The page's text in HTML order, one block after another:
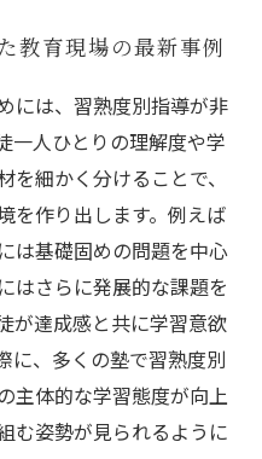
教育現場の最新事例
には、習熟度別指導が非
一人ひとりの理解度や学
細かく分けることで、
を作り出します。例えば
は基礎固めの問題を中心
はさらに発展的な課題を
が達成感と共に学習意欲
に、多くの塾で習熟度別
主体的な学習態度が向上
む姿勢が見られるように